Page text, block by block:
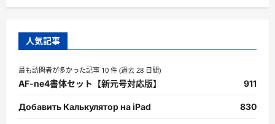
人気記事
最も訪問者が多かった記事 10 件 (過去 28 日間)
AF-ne4書体セット【新元号対応版】 911
Добавить Калькулятор на iPad 830